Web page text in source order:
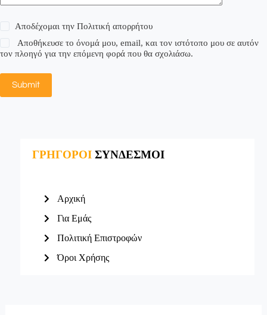
Αποδέχομαι τηνΠολιτική απορρήτου
Αποθήκευσε το όνομά μου, email, και τον ιστότοπο μου σε αυτόν
τον πλοηγό για την επόμενη φορά που θα σχολιάσω.
Submit
ΓΡΗΓΟΡΟΙΣΥΝΔΕΣΜΟΙ
Αρχική
Για Εμάς
Πολιτική Επιστροφών
Όροι Χρήσης